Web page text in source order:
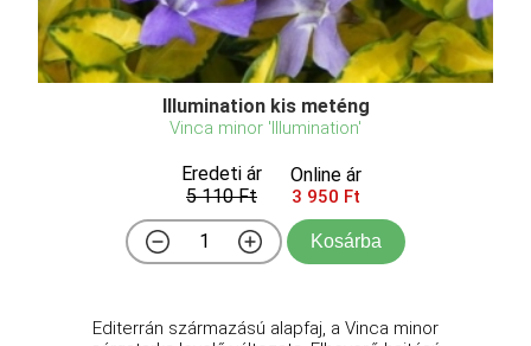
Illumination kis meténg
Vinca minor 'Illumination'
Eredeti ár
5 110 Ft
Online ár
3 950 Ft
Kosárba
Editerrán származású alapfaj, a Vinca minor